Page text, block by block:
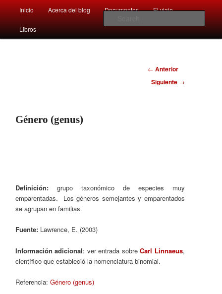
Afán por saber
nos rodea
Main
menu
Skip
to
Skip
to
Inicio Acerca del blog Documentos El viaje …
Libros
Navegador
de
← Anterior
Siguiente →
Género (genus)
Definición: grupo taxonómico de especies muy
emparentadas. Los géneros semejantes y emparentados
se agrupan en familias.
Fuente: Lawrence, E. (2003)
Información adicional: ver entrada sobreCarl Linnaeus,
científico que estableció la nomenclatura binomial.
Referencia: Género (genus)